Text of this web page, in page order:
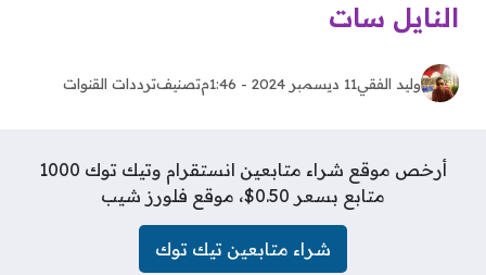
النايل سات
وليد الفقي11 ديسمبر 2024 - 1:46م تصنيفترددات القنوات
أرخص موقع شراء متابعين انستقرام وتيك توك 1000
متابع بسعر 0.50$، موقع فلورز شيب
شراء متابعين تيك توك